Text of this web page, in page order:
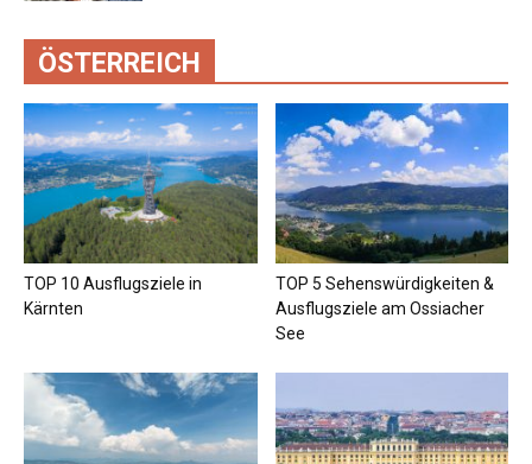
ÖSTERREICH
TOP 10 Ausflugsziele in
Kärnten
TOP 5 Sehenswürdigkeiten &
Ausflugsziele am Ossiacher
See